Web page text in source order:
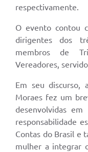
respectivamente.
O evento contou
dirigentes dos
membros de
Vereadores,
Em seu discurso,
Moraes fez um
desenvolvidas
responsabilidade
Contas do Brasil e
mulher a integrar